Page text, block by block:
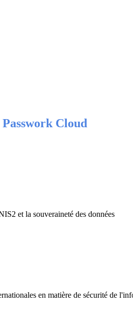
Passwork Cloud
et la souveraineté des données
en matière de sécurité de